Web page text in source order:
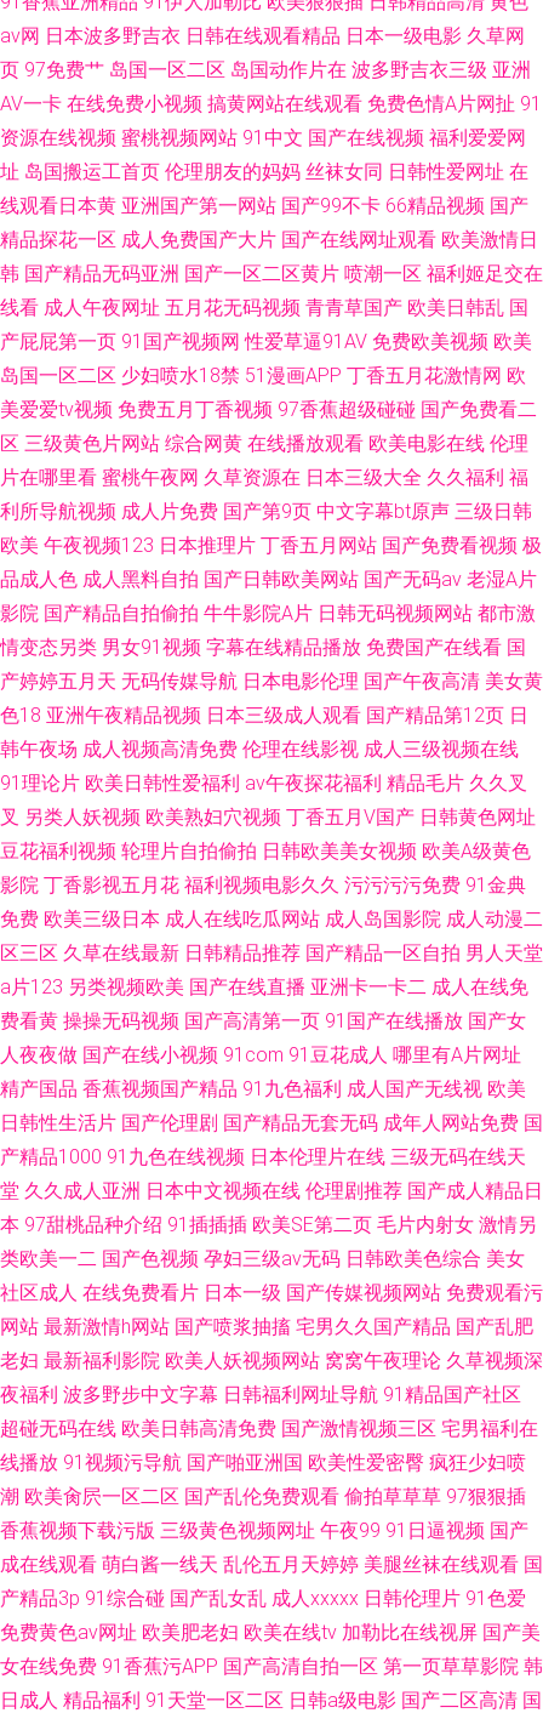
av网 日本波多野吉衣 日韩在线观看精品 日本一级电影 久草网
页 97免费艹 岛国一区二区 岛国动作片在 波多野吉衣三级 亚洲
AV一卡 在线免费小视频 搞黄网站在线观看 免费色情A片网扯 91
资源在线视频 蜜桃视频网站 91中文 国产在线视频 福利爱爱网
址 岛国搬运工首页 伦理朋友的妈妈 丝袜女同 日韩性爱网址 在
线观看日本黄 亚洲国产第一网站 国产99不卡 66精品视频 国产
精品探花一区 成人免费国产大片 国产在线网址观看 欧美激情日
韩 国产精品无码亚洲 国产一区二区黄片 喷潮一区 福利姬足交在
线看 成人午夜网址 五月花无码视频 青青草国产 欧美日韩乱 国
产屁屁第一页 91国产视频网 性爱草逼91AV 免费欧美视频 欧美
岛国一区二区 少妇喷水18禁 51漫画APP 丁香五月花激情网 欧
美爱爱tv视频 免费五月丁香视频 97香蕉超级碰碰 国产免费看二
区 三级黄色片网站 综合网黄 在线播放观看 欧美电影在线 伦理
片在哪里看 蜜桃午夜网 久草资源在 日本三级大全 久久福利 福
利所导航视频 成人片免费 国产第9页 中文字幕bt原声 三级日韩
欧美 午夜视频123 日本推理片 丁香五月网站 国产免费看视频 极
品成人色 成人黑料自拍 国产日韩欧美网站 国产无码av 老湿A片
影院 国产精品自拍偷拍 牛牛影院A片 日韩无码视频网站 都市激
情变态另类 男女91视频 字幕在线精品播放 免费国产在线看 国
产婷婷五月天 无码传媒导航 日本电影伦理 国产午夜高清 美女黄
色18 亚洲午夜精品视频 日本三级成人观看 国产精品第12页 日
韩午夜场 成人视频高清免费 伦理在线影视 成人三级视频在线
91理论片 欧美日韩性爱福利 av午夜探花福利 精品毛片 久久叉
叉 另类人妖视频 欧美熟妇穴视频 丁香五月V国产 日韩黄色网址
豆花福利视频 轮理片自拍偷拍 日韩欧美美女视频 欧美A级黄色
影院 丁香影视五月花 福利视频电影久久 污污污污免费 91金典
免费 欧美三级日本 成人在线吃瓜网站 成人岛国影院 成人动漫二
区三区 久草在线最新 日韩精品推荐 国产精品一区自拍 男人天堂
a片123 另类视频欧美 国产在线直播 亚洲卡一卡二 成人在线免
费看黄 操操无码视频 国产高清第一页 91国产在线播放 国产女
人夜夜做 国产在线小视频 91com 91豆花成人 哪里有A片网址
精产国品 香蕉视频国产精品 91九色福利 成人国产无线视 欧美
日韩性生活片 国产伦理剧 国产精品无套无码 成年人网站免费 国
产精品1000 91九色在线视频 日本伦理片在线 三级无码在线天
堂 久久成人亚洲 日本中文视频在线 伦理剧推荐 国产成人精品日
本 97甜桃品种介绍 91插插插 欧美SE第二页 毛片内射女 激情另
类欧美一二 国产色视频 孕妇三级av无码 日韩欧美色综合 美女
社区成人 在线免费看片 日本一级 国产传媒视频网站 免费观看污
网站 最新激情h网站 国产喷浆抽搐 宅男久久国产精品 国产乱肥
老妇 最新福利影院 欧美人妖视频网站 窝窝午夜理论 久草视频深
夜福利 波多野步中文字幕 日韩福利网址导航 91精品国产社区
超碰无码在线 欧美日韩高清免费 国产激情视频三区 宅男福利在
线播放 91视频污导航 国产啪亚洲国 欧美性爱密臀 疯狂少妇喷
潮 欧美肏屄一区二区 国产乱伦免费观看 偷拍草草草 97狠狠插
香蕉视频下载污版 三级黄色视频网址 午夜99 91日逼视频 国产
成在线观看 萌白酱一线天 乱伦五月天婷婷 美腿丝袜在线观看 国
产精品3p 91综合碰 国产乱女乱 成人xxxxx 日韩伦理片 91色爱
免费黄色av网址 欧美肥老妇 欧美在线tv 加勒比在线视屏 国产美
女在线免费 91香蕉污APP 国产高清自拍一区 第一页草草影院 韩
日成人 精品福利 91天堂一区二区 日韩a级电影 国产二区高清 国